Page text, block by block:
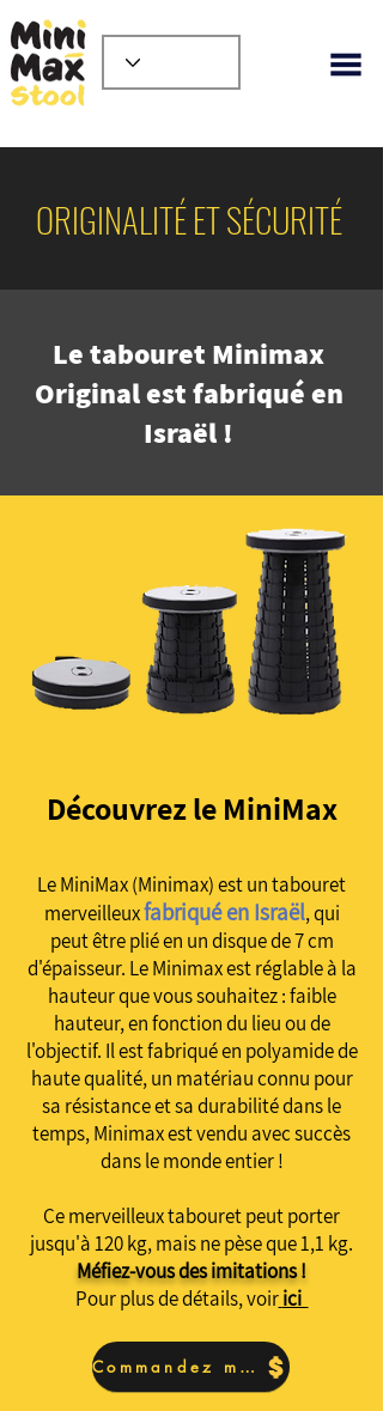
ORIGINALITÉ ET SÉCURITÉ
Le tabouret Minimax
Original est fabriqué en
Israël !
Découvrez le MiniMax
Le MiniMax (Minimax) est un tabouret
merveilleuxfabriqué en Israël, qui
peut être plié en un disque de 7 cm
d'épaisseur. Le Minimax est réglable à la
hauteur que vous souhaitez : faible
hauteur, en fonction du lieu ou de
l'objectif. Il est fabriqué en polyamide de
haute qualité, un matériau connu pour
sa résistance et sa durabilité dans le
temps, Minimax est vendu avec succès
dans le monde entier !
Ce merveilleux tabouret peut porter
jusqu'à 120 kg, mais ne pèse que 1,1 kg.
Méfiez-vous des imitations !
Pour plus de détails, voir ici
Commandez maintenant